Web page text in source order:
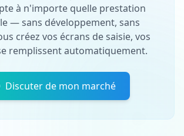
à n'importe quelle prestation
— sans développement, sans
créez vos écrans de saisie, vos
remplissent automatiquement.
Discuter de mon marché